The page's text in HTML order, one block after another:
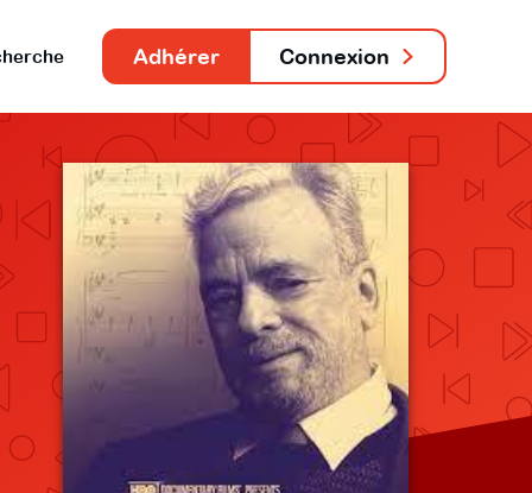
Adhérer Connexion